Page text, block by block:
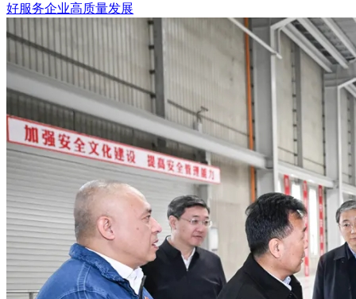
好服务企业高质量发展